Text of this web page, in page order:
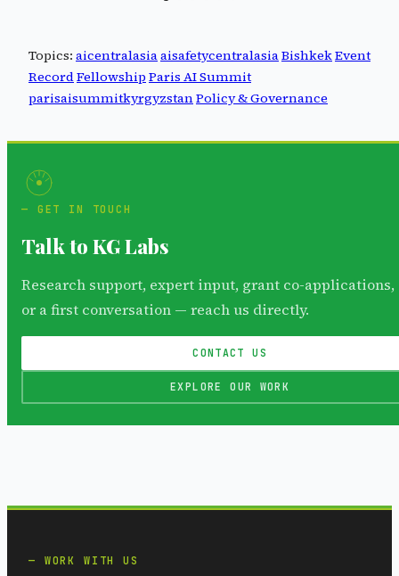
Topics: aicentralasiaaisafetycentralasiaBishkekEvent
RecordFellowship Paris AI Summit
parisaisummitkyrgyzstanPolicy & Governance
GET IN TOUCH
Talk to KG Labs
Research support, expert input, grant co-applications,
or a first conversation — reach us directly.
CONTACT US
EXPLORE OUR WORK
WORK WITH US